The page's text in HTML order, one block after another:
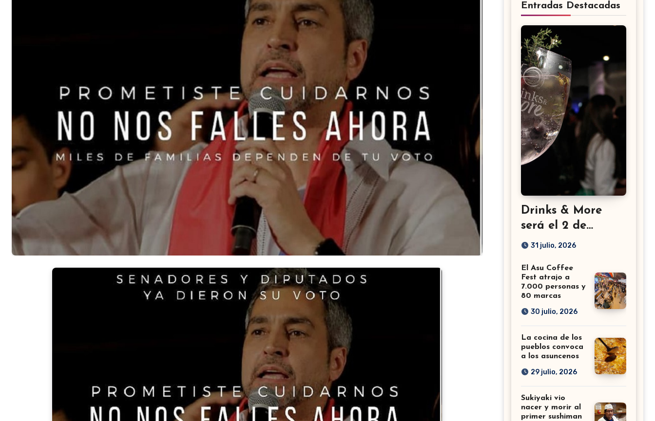
Entradas Destacadas
Drinks & More
será el 2 de
setiembre en el
31 julio, 2026
El Asu Coffee
Fest atrajo a
7.000 personas y
80 marcas
30 julio, 2026
La cocina de los
pueblos convoca
a los asuncenos
29 julio, 2026
Sukiyaki vio
nacer y morir al
primer sushiman